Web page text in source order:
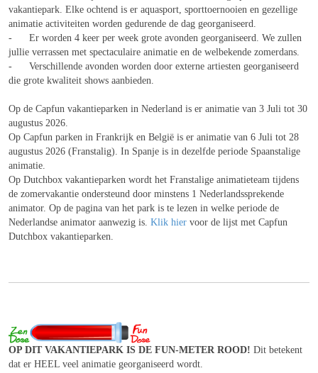
vakantiepark. Elke ochtend is er aquasport, sporttoernooien en gezellige
animatie activiteiten worden gedurende de dag georganiseerd.
- Er worden 4 keer per week grote avonden georganiseerd. We zullen
jullie verrassen met spectaculaire animatie en de welbekende zomerdans.
- Verschillende avonden worden door externe artiesten georganiseerd
die grote kwaliteit shows aanbieden.
Op de Capfun vakantieparken in Nederland is er animatie van 3 Juli tot 30
augustus 2026.
Op Capfun parken in Frankrijk en België is er animatie van 6 Juli tot 28
augustus 2026 (Franstalig). In Spanje is in dezelfde periode Spaanstalige
animatie.
Op Dutchbox vakantieparken wordt het Franstalige animatieteam tijdens
de zomervakantie ondersteund door minstens 1 Nederlandssprekende
animator. Op de pagina van het park is te lezen in welke periode de
Nederlandse animator aanwezig is. Klik hiervoor de lijst met Capfun
Dutchbox vakantieparken.
OP DIT VAKANTIEPARK IS DE FUN-METER ROOD! Dit betekent
dat er HEEL veel animatie georganiseerd wordt.